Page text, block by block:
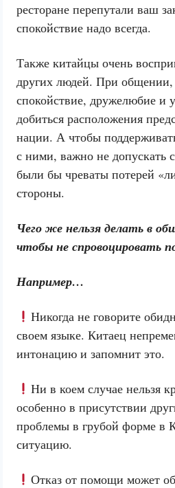
ресторане перепутали ваш
спокойствие надо всегда.
Также китайцы очень
других людей. При общении,
спокойствие, дружелюбие и
добиться расположения
нации. А чтобы
с ними, важно не допускать
были бы чреваты потерей
стороны.
Чего же нельзя делать в
чтобы не спровоцировать
Например…
Никогда не говорите
своем языке. Китаец
интонацию и запомнит это.
Ни в коем случае нельзя
особенно в присутствии
проблемы в грубой форме в
ситуацию.
Отказ от помощи может